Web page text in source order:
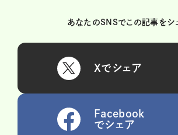
あなたのSNSでこの記事をシ
Xでシェア
Facebook
でシェア